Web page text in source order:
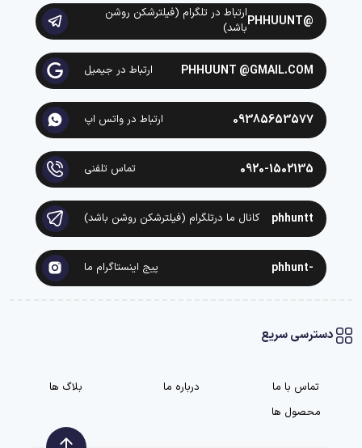
@PHHUUNT
ارتباط در تلگرام (فیلترشکن روشن
باشد)
PHHUUNT @GMAIL.COM ارتباط در جیمیل
09385653577 ارتباط در واتس اپ
0920-1502135 تماس تلفنی
phhuntt کانال ما درتلگرام (فیلترشکن روشن باشد)
-phhunt پیج اینستاگرام ما
دسترسی سریع
تماس با ما درباره ما
بلاگ ها
محصول ها